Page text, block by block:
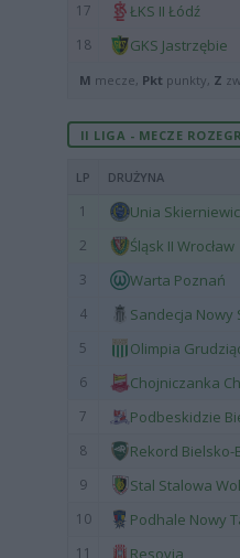
17 ŁKS II Łódź
18 GKS Jastrzębie
M mecze, Pkt punkty, Z
II LIGA - MECZE
LP DRUŻYNA
1 Unia
2 Śląsk II Wrocław
3 Warta Poznań
4 Sandecja Nowy
5 Olimpia
6 Chojniczanka
7 Podbeskidzie
8 Rekord Bielsko-
9 Stal Stalowa
10 Podhale Nowy
11 Resovia